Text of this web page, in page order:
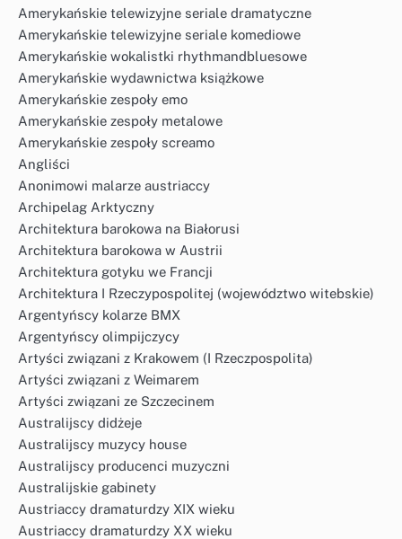
Amerykańskie telewizyjne seriale dramatyczne
Amerykańskie telewizyjne seriale komediowe
Amerykańskie wokalistki rhythmandbluesowe
Amerykańskie wydawnictwa książkowe
Amerykańskie zespoły emo
Amerykańskie zespoły metalowe
Amerykańskie zespoły screamo
Angliści
Anonimowi malarze austriaccy
Archipelag Arktyczny
Architektura barokowa na Białorusi
Architektura barokowa w Austrii
Architektura gotyku we Francji
Architektura I Rzeczypospolitej (województwo witebskie)
Argentyńscy kolarze BMX
Argentyńscy olimpijczycy
Artyści związani z Krakowem (I Rzeczpospolita)
Artyści związani z Weimarem
Artyści związani ze Szczecinem
Australijscy didżeje
Australijscy muzycy house
Australijscy producenci muzyczni
Australijskie gabinety
Austriaccy dramaturdzy XIX wieku
Austriaccy dramaturdzy XX wieku